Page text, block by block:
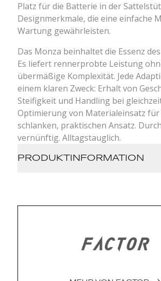
Platz für die Batterie in der
Designmerkmale, die eine einfache
Wartung gewährleisten.
Das Monza beinhaltet die Essenz
Es liefert rennerprobte Leistung
übermäßige Komplexität. Jede
einem klaren Zweck: Erhalt von
Steifigkeit und Handling bei
Optimierung von Materialeinsatz für
schlanken, praktischen Ansatz.
vernünftig. Alltagstauglich.
PRODUKTINFORMATION
Interne Kabelführung nur für
Kettenblatt 54/ inkl. Aero-
Gabel: Monza Wide Stance Disc
Cockpit: Integrierteres Cockpit